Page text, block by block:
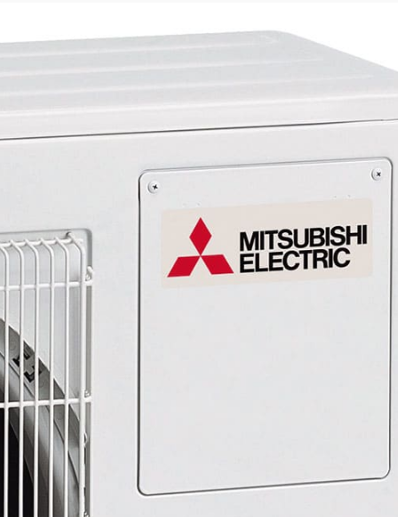
70м² 268 900 ₽